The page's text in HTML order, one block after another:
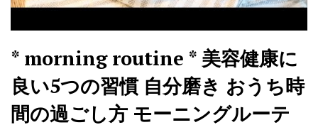
* morning routine * 美容健康に
良い5つの習慣 自分磨き おうち時
間の過ごし方 モーニングルーテ